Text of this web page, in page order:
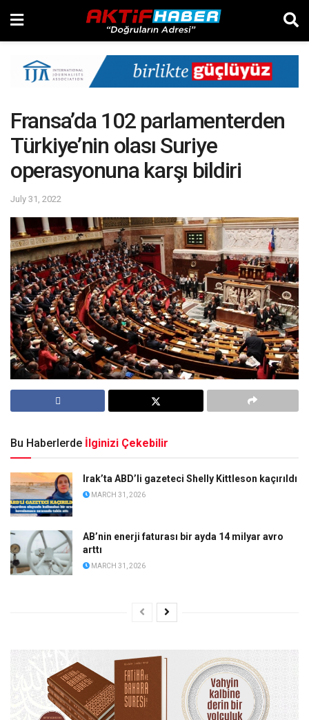
Fransa’da 102 parlamenterden
Türkiye’nin olası Suriye
operasyonuna karşı bildiri
July 31, 2022
Bu Haberlerde İlginizi Çekebilir
Irak’ta ABD’li gazeteci Shelly Kittleson kaçırıldı
MARCH 31, 2026
AB’nin enerji faturası bir ayda 14 milyar avro
arttı
MARCH 31, 2026